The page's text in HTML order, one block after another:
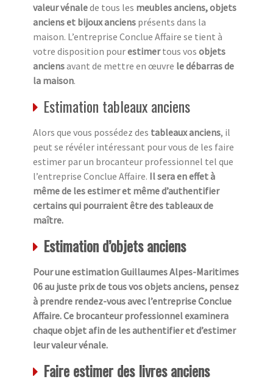
valeur vénalede tous les meubles anciens, objets
anciens et bijoux anciens présents dans la
maison. L’entreprise Conclue Affaire se tient à
votre disposition pourestimertous vos objets
anciensavant de mettre en œuvre le débarras de
la maison.
Estimation tableaux anciens
Alors que vous possédez des tableaux anciens, il
peut se révéler intéressant pour vous de les faire
estimer par un brocanteur professionnel tel que
l’entreprise Conclue Affaire. Il sera en effet à
même de les estimer et même d’authentifier
certains qui pourraient être des tableaux de
maître.
Estimation d’objets anciens
Pour une estimation Guillaumes Alpes-Maritimes
06 au juste prix de tous vos objets anciens, pensez
à prendre rendez-vous avec l’entreprise Conclue
Affaire. Ce brocanteur professionnel examinera
chaque objet afin de les authentifier et d’estimer
leur valeur vénale.
Faire estimer des livres anciens